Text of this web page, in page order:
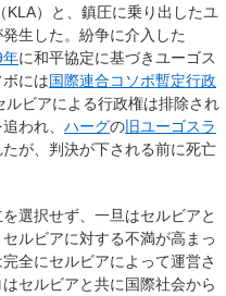
（KLA）と、鎮圧に乗り出したユ
発生した。紛争に介入した
年に和平協定に基づきユーゴス
には国際連合コソボ暫定行政
ルビアによる行政権は排除され
われ、 ハーグの 旧ユーゴスラ
が、判決が下される前に死亡
選択せず、一旦はセルビアと
ルビアに対する不満が高まっ
全にセルビアによって運営さ
セルビアと共に国際社会から